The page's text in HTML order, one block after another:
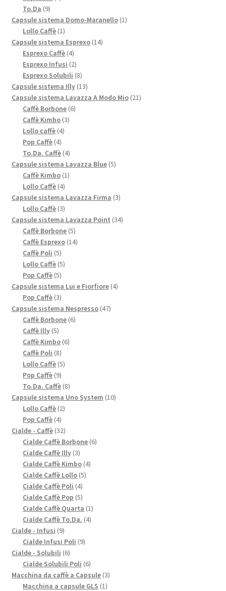
To.Da 99
prodotti
Capsule sistema Domo-Maranello 11
Lollo Caffè 11
prodotto
Capsule sistema Esprexo 1414
Esprexo Caffè 44
prodotti
Esprexo Infusi 22
prodotti
Esprexo Solubili 88
prodotti
Capsule sistema Illy 1313
prodotti
Capsule sistema Lavazza A Modo Mio 2121
Caffè Borbone 66
Caffè Kimbo 33
Lollo caffè 44
Pop Caffè 44
prodotti
To.Da. Caffè 44
prodotti
Capsule sistema Lavazza Blue 55
Caffè Kimbo 11
Lollo Caffè 44
prodotti
Capsule sistema Lavazza Firma 33
Lollo Caffè 33
prodotti
Capsule sistema Lavazza Point 3434
Caffè Borbone 55
prodotti
Caffè Esprexo 1414
Caffè Poli 55
prodotti
Lollo Caffè 55
Pop Caffè 55
prodotti
Capsule sistema Lui e Fiorfiore 44
Pop Caffè 33
prodotti
Capsule sistema Nespresso 4747
Caffè Borbone 66
Caffè Illy 55
prodotti
Caffè Kimbo 66
Caffè Poli 88
prodotti
Lollo Caffè 55
Pop Caffè 99
prodotti
To.Da. Caffè 88
prodotti
Capsule sistema Uno System 1010
Lollo Caffè 22
Pop Caffè 44
prodotti
Cialde - Caffè 3232
prodotti
Cialde Caffè Borbone 66
Cialde Caffè Illy 33
prodotti
Cialde Caffè Kimbo 44
Cialde Caffè Lollo 55
Cialde Caffè Poli 44
prodotti
Cialde Caffè Pop 55
prodotti
Cialde Caffè Quarta 11
Cialde Caffè To.Da. 44
Cialde - Infusi 99
prodotti
Cialde Infusi Poli 99
Cialde - Solubili 66
prodotti
Cialde Solubili Poli 66
prodotti
Macchina da caffè a Capsule 33
Macchina a capsule GLS 11